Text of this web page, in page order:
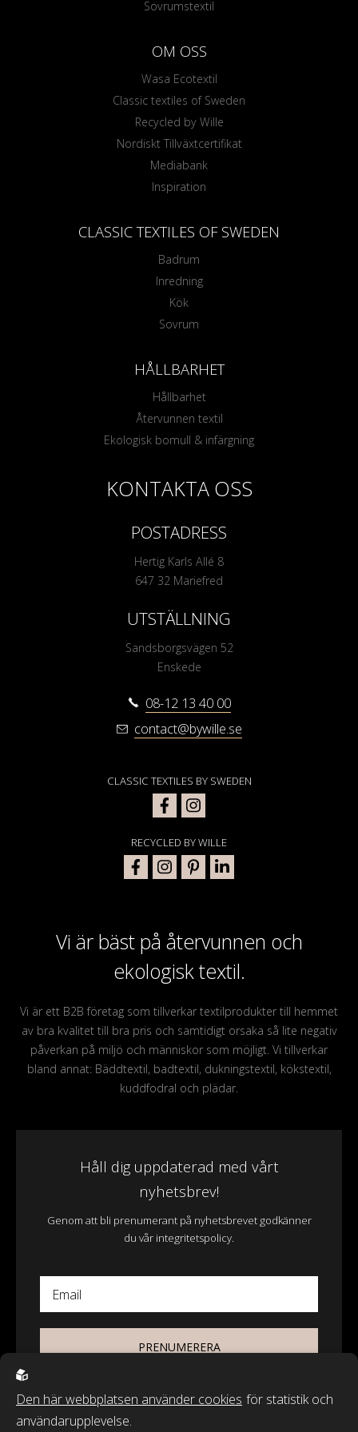
Sovrumstextil
OM OSS
Wasa Ecotextil
Classic textiles of Sweden
Recycled by Wille
Nordiskt Tillväxtcertifikat
Mediabank
Inspiration
CLASSIC TEXTILES OF SWEDEN
Badrum
Inredning
Kök
Sovrum
HÅLLBARHET
Hållbarhet
Återvunnen textil
Ekologisk bomull & infärgning
Vi är bäst på återvunnen och
ekologisk textil.
Vi är ett B2B företag som tillverkar textilprodukter till hemmet
av bra kvalitet till bra pris och samtidigt orsaka så lite negativ
påverkan på miljö och människor som möjligt. Vi tillverkar
bland annat: Bäddtextil, badtextil, dukningstextil, kökstextil,
kuddfodral och plädar.
Håll dig uppdaterad med vårt
nyhetsbrev!
Genom att bli prenumerant på nyhetsbrevet godkänner
du vår integritetspolicy.
Email
PRENUMERERA
KONTAKTA OSS
POSTADRESS
Hertig Karls Allé 8
647 32 Mariefred
UTSTÄLLNING
Sandsborgsvägen 52
Enskede
08-12 13 40 00
contact@bywille.se
CLASSIC TEXTILES BY SWEDEN
RECYCLED BY WILLE
Den här webbplatsen använder cookies för statistik och
användarupplevelse.